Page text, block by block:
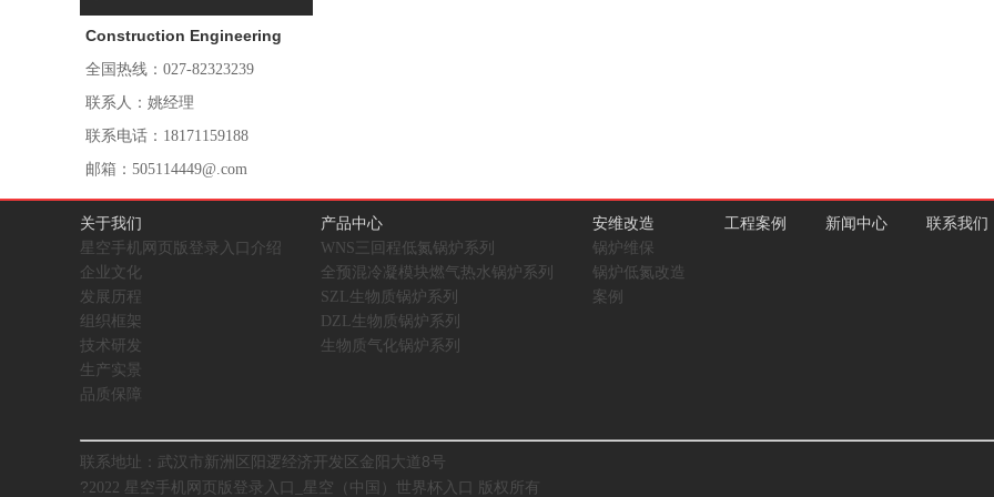
Construction Engineering
全国热线：027-82323239
联系人：姚经理
联系电话：18171159188
邮箱：505114449@.com
地址：湖北省武汉市新洲区阳逻
经济开发区金阳大道8 号
创新是根本、质量是生命、务实是宗旨
关于我们
星空手机网页版登录入口介绍
企业文化
发展历程
组织框架
技术研发
生产实景
品质保障
产品中心
WNS三回程低氮锅炉系列
全预混冷凝模块燃气热水锅炉系列
SZL生物质锅炉系列
DZL生物质锅炉系列
生物质气化锅炉系列
安维改造
锅炉维保
锅炉低氮改造
案例
工程案例 新闻中心 联系我们
联系地址：武汉市新洲区阳逻经济开发区金阳大道8号
?2022 星空手机网页版登录入口_星空（中国）世界杯入口 版权所有